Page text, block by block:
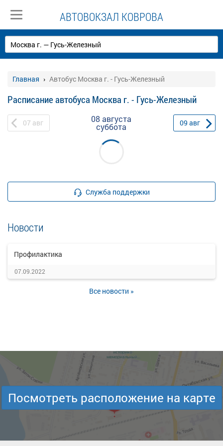
АВТОВОКЗАЛ КОВРОВА
Главная Автобус Москва г. - Гусь-Железный
Расписание автобуса Москва г. - Гусь-Железный
07 авг 08 августа
суббота 09 авг
Служба поддержки
Новости
Профилактика
07.09.2022
Все новости »
Посмотреть расположение на карте